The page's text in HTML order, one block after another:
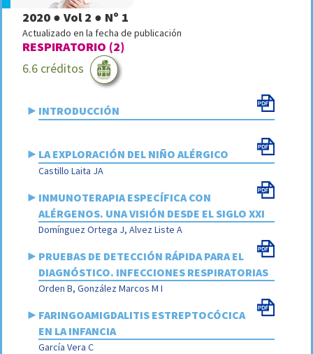
2020 ● Vol 2 ● Nº 1
Actualizado en la fecha de publicación
RESPIRATORIO (2)
6.6 créditos
► INTRODUCCIÓN
► LA EXPLORACIÓN DEL NIÑO ALÉRGICO
Castillo Laita JA
► INMUNOTERAPIA ESPECÍFICA CON
ALÉRGENOS. UNA VISIÓN DESDE EL SIGLO XXI
Domínguez Ortega J, Alvez Liste A
► PRUEBAS DE DETECCIÓN RÁPIDA PARA EL
DIAGNÓSTICO. INFECCIONES RESPIRATORIAS
Orden B, González Marcos M I
► FARINGOAMIGDALITIS ESTREPTOCÓCICA
EN LA INFANCIA
García Vera C